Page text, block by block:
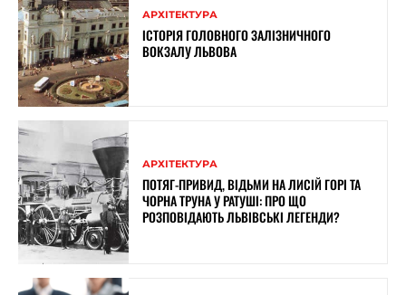
АРХІТЕКТУРА
ІСТОРІЯ ГОЛОВНОГО ЗАЛІЗНИЧНОГО
ВОКЗАЛУ ЛЬВОВА
АРХІТЕКТУРА
ПОТЯГ-ПРИВИД, ВІДЬМИ НА ЛИСІЙ ГОРІ ТА
ЧОРНА ТРУНА У РАТУШІ: ПРО ЩО
РОЗПОВІДАЮТЬ ЛЬВІВСЬКІ ЛЕГЕНДИ?